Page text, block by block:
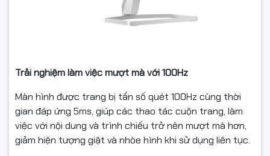
Trải nghiệm làm việc mượt mà với 100Hz
Màn hình được trang bị tần số quét 100Hz cùng thời
gian đáp ứng 5ms, giúp các thao tác cuộn trang, làm
việc với nội dung và trình chiếu trở nên mượt mà hơn,
giảm hiện tượng giật và nhòe hình khi sử dụng liên tục.